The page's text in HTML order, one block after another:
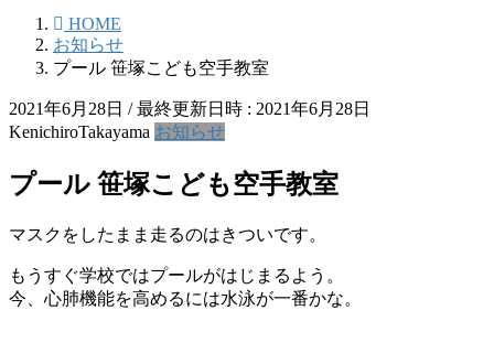
HOME
お知らせ
プール 笹塚こども空手教室
2021年6月28日 / 最終更新日時 : 2021年6月28日
KenichiroTakayama お知らせ
プール 笹塚こども空手教室
マスクをしたまま走るのはきついです。
もうすぐ学校ではプールがはじまるよう。
今、心肺機能を高めるには水泳が一番かな。